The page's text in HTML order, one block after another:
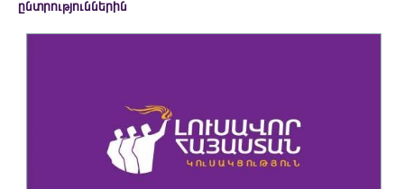
ընտրություններին